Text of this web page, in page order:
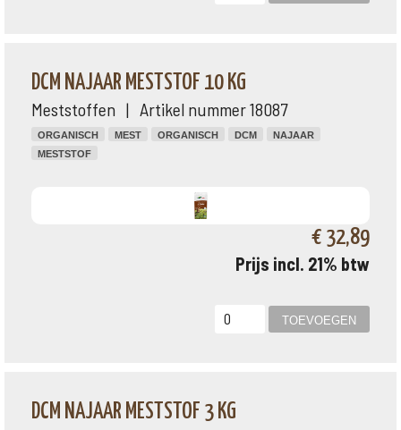
DCM NAJAAR MESTSTOF 10 KG
Meststoffen | Artikel nummer 18087
ORGANISCH MEST ORGANISCH DCM
NAJAAR
MESTSTOF
€ 32,89
Prijs incl. 21% btw
DCM NAJAAR MESTSTOF 3 KG